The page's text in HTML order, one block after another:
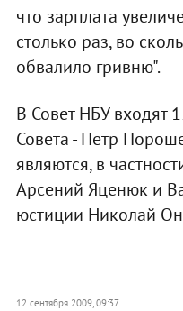
что зарплата
столько раз, во
обвалило гривню".
В Совет НБУ входят
Совета - Петр
являются, в
Арсений Яценюк и
юстиции Николай
12 сентября 2009, 09:37